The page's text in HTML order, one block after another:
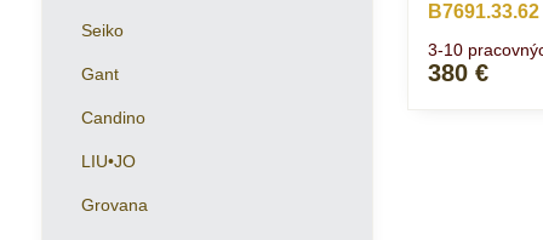
3-10
380 €
Seiko
Gant
Candino
LIU•JO
Grovana